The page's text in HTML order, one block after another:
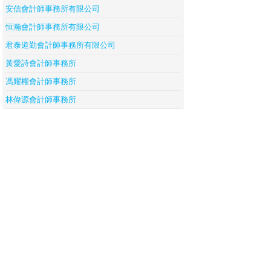
安信會計師事務所有限公司
恒瀚會計師事務所有限公司
君泰道勤會計師事務所有限公司
黃愛詩會計師事務所
馮耀權會計師事務所
林偉源會計師事務所